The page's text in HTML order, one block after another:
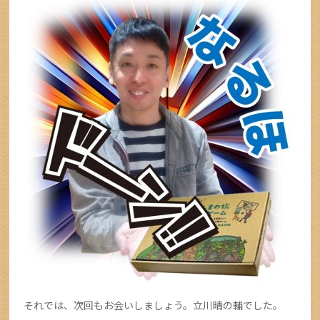
それでは、次回もお会いしましょう。立川晴の輔でした。